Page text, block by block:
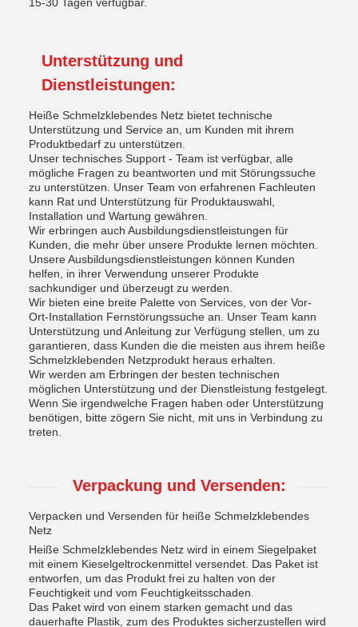
Unterstützung und
Dienstleistungen:
Heiße Schmelzklebendes Netz bietet technische
Unterstützung und Service an, um Kunden mit ihrem
Produktbedarf zu unterstützen.
Unser technisches Support - Team ist verfügbar, alle
mögliche Fragen zu beantworten und mit Störungssuche
zu unterstützen. Unser Team von erfahrenen Fachleuten
kann Rat und Unterstützung für Produktauswahl,
Installation und Wartung gewähren.
Wir erbringen auch Ausbildungsdienstleistungen für
Kunden, die mehr über unsere Produkte lernen möchten.
Unsere Ausbildungsdienstleistungen können Kunden
helfen, in ihrer Verwendung unserer Produkte
sachkundiger und überzeugt zu werden.
Wir bieten eine breite Palette von Services, von der Vor-
Ort-Installation Fernstörungssuche an. Unser Team kann
Unterstützung und Anleitung zur Verfügung stellen, um zu
garantieren, dass Kunden die die meisten aus ihrem heiße
Schmelzklebenden Netzprodukt heraus erhalten.
Wir werden am Erbringen der besten technischen
möglichen Unterstützung und der Dienstleistung festgelegt.
Wenn Sie irgendwelche Fragen haben oder Unterstützung
benötigen, bitte zögern Sie nicht, mit uns in Verbindung zu
treten.
Verpackung und Versenden:
Verpacken und Versenden für heiße Schmelzklebendes
Netz
Heiße Schmelzklebendes Netz wird in einem Siegelpaket
mit einem Kieselgeltrockenmittel versendet. Das Paket ist
entworfen, um das Produkt frei zu halten von der
Feuchtigkeit und vom Feuchtigkeitsschaden.
Das Paket wird von einem starken gemacht und das
dauerhafte Plastik, zum des Produktes sicherzustellen wird